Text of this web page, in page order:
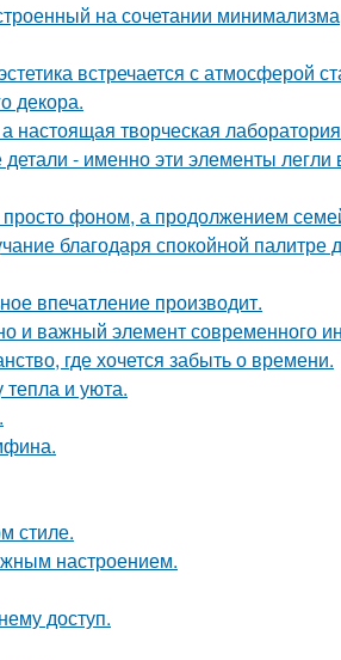
на сочетании
встречается с атмосферой
декора.
творческая
- именно эти элементы легли
фоном, а продолжением
благодаря спокойной палитре
впечатление производит.
и важный элемент современного
где хочется забыть о времени.
и уюта.
стиле.
настроением.
доступ.